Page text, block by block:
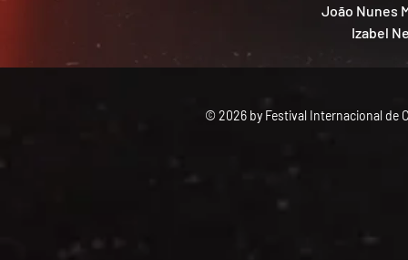
João Nunes
Izabel
© 2026 by Festival Internacional de